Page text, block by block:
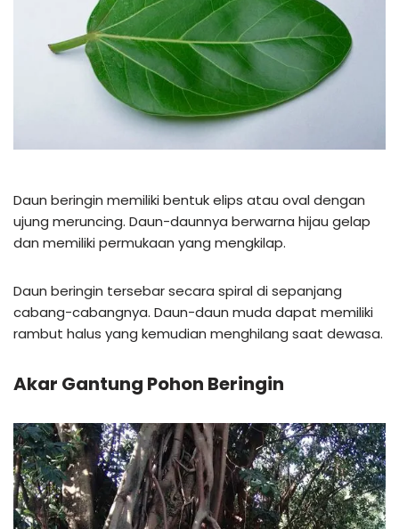
Daun beringin memiliki bentuk elips atau oval dengan
ujung meruncing. Daun-daunnya berwarna hijau gelap
dan memiliki permukaan yang mengkilap.
Daun beringin tersebar secara spiral di sepanjang
cabang-cabangnya. Daun-daun muda dapat memiliki
rambut halus yang kemudian menghilang saat dewasa.
Akar Gantung Pohon Beringin